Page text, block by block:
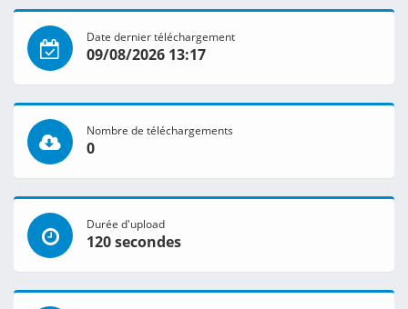
Date dernier téléchargement
09/08/2026 13:17
Nombre de téléchargements
0
Durée d'upload
120 secondes